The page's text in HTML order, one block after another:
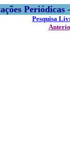
Pesquisa